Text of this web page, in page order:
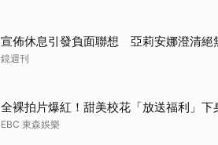
宣佈休息引發負面聯想 亞莉安娜澄清絕
鏡週刊
全裸拍片爆紅！甜美校花「放送福利」下
EBC 東森娛樂